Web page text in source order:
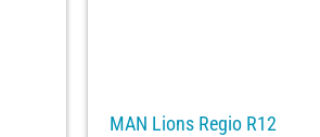
MAN Lions Regio R12